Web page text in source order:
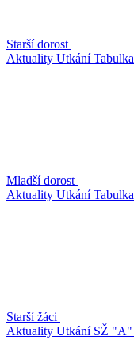
Starší dorost
Aktuality UtkáníTabulka
Mladší dorost
Aktuality UtkáníTabulka
Starší žáci
Aktuality Utkání SŽ "A"